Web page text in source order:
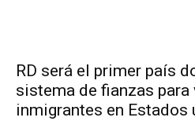
RD será el primer país
sistema de fianzas para
inmigrantes en Estados